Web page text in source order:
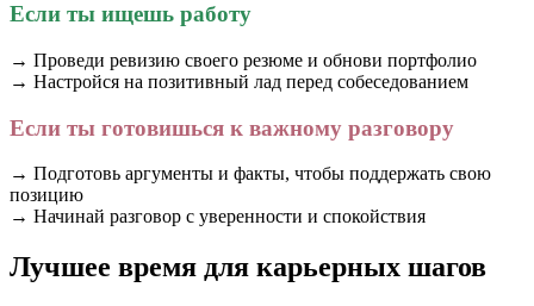
Если ты ищешь работу
→ Проведи ревизию своего резюме и обнови портфолио
→ Настройся на позитивный лад перед собеседованием
Если ты готовишься к важному разговору
→ Подготовь аргументы и факты, чтобы поддержать свою
позицию
→ Начинай разговор с уверенности и спокойствия
Лучшее время для карьерных шагов